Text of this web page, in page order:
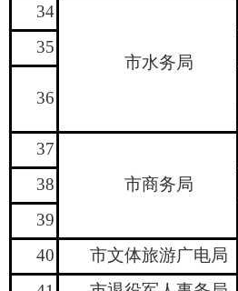
34
市水务局
35
36
37
市商务局
38
39
40
市文体旅游广电局